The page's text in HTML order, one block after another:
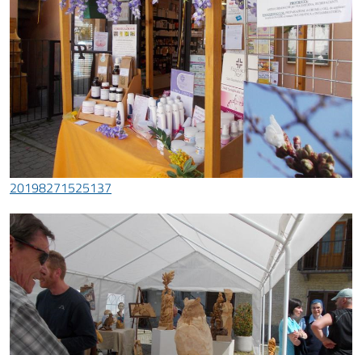
20198271525137